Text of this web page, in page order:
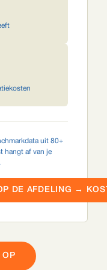
uit 80+
hangt af van je
DE AFDELING →
OP